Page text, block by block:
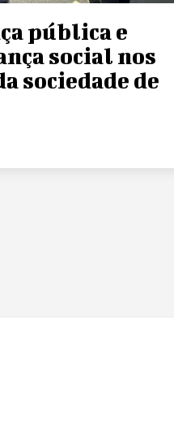
pública e
social nos
sociedade de